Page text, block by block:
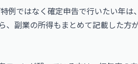
例ではなく確定申告で行いたい年は、
、副業の所得もまとめて記載した方